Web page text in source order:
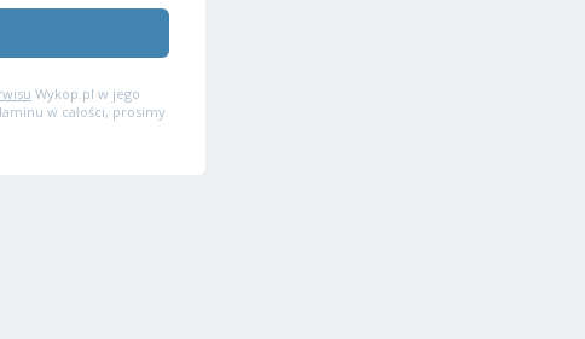
Wykop.pl w jego
w całości, prosimy